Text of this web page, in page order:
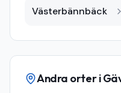
Västerbännbäck
Andra orter i